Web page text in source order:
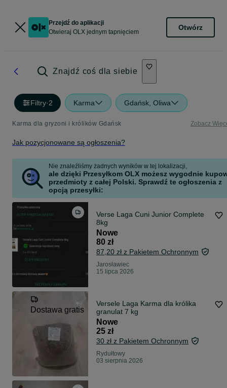
Przejdź do aplikacji
Otwieraj OLX jednym tapnięciem
Otwórz
Znajdź coś dla siebie
Filtry·2 Karma Gdańsk, Oliwa
Karma dla gryzoni i królików Gdańsk Zobacz
Jak pozycjonowane są ogłoszenia?
Nie znaleźliśmy żadnych wyników w tej lokalizacji,
ale dzięki Przesyłkom OLX możesz wygodnie
przedmioty z całej Polski. Sprawdź te ogłoszenia z
opcją przesyłki:
Verse Laga Cuni Junior Complete
8kg
Nowe
80 zł
87,20 zł z Pakietem Ochronnym
Jarosławiec
15 lipca 2026
Dostawa gratis
Versele Laga Karma dla królika
granulat 7 kg
Nowe
25 zł
30 zł z Pakietem Ochronnym
Rydułtowy
03 sierpnia 2026